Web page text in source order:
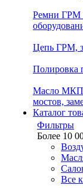
Ремни ГРМ
Цепь ГРМ,
Полировка
Масло
мостов,
Каталог
Фильтры
Более 10
Все